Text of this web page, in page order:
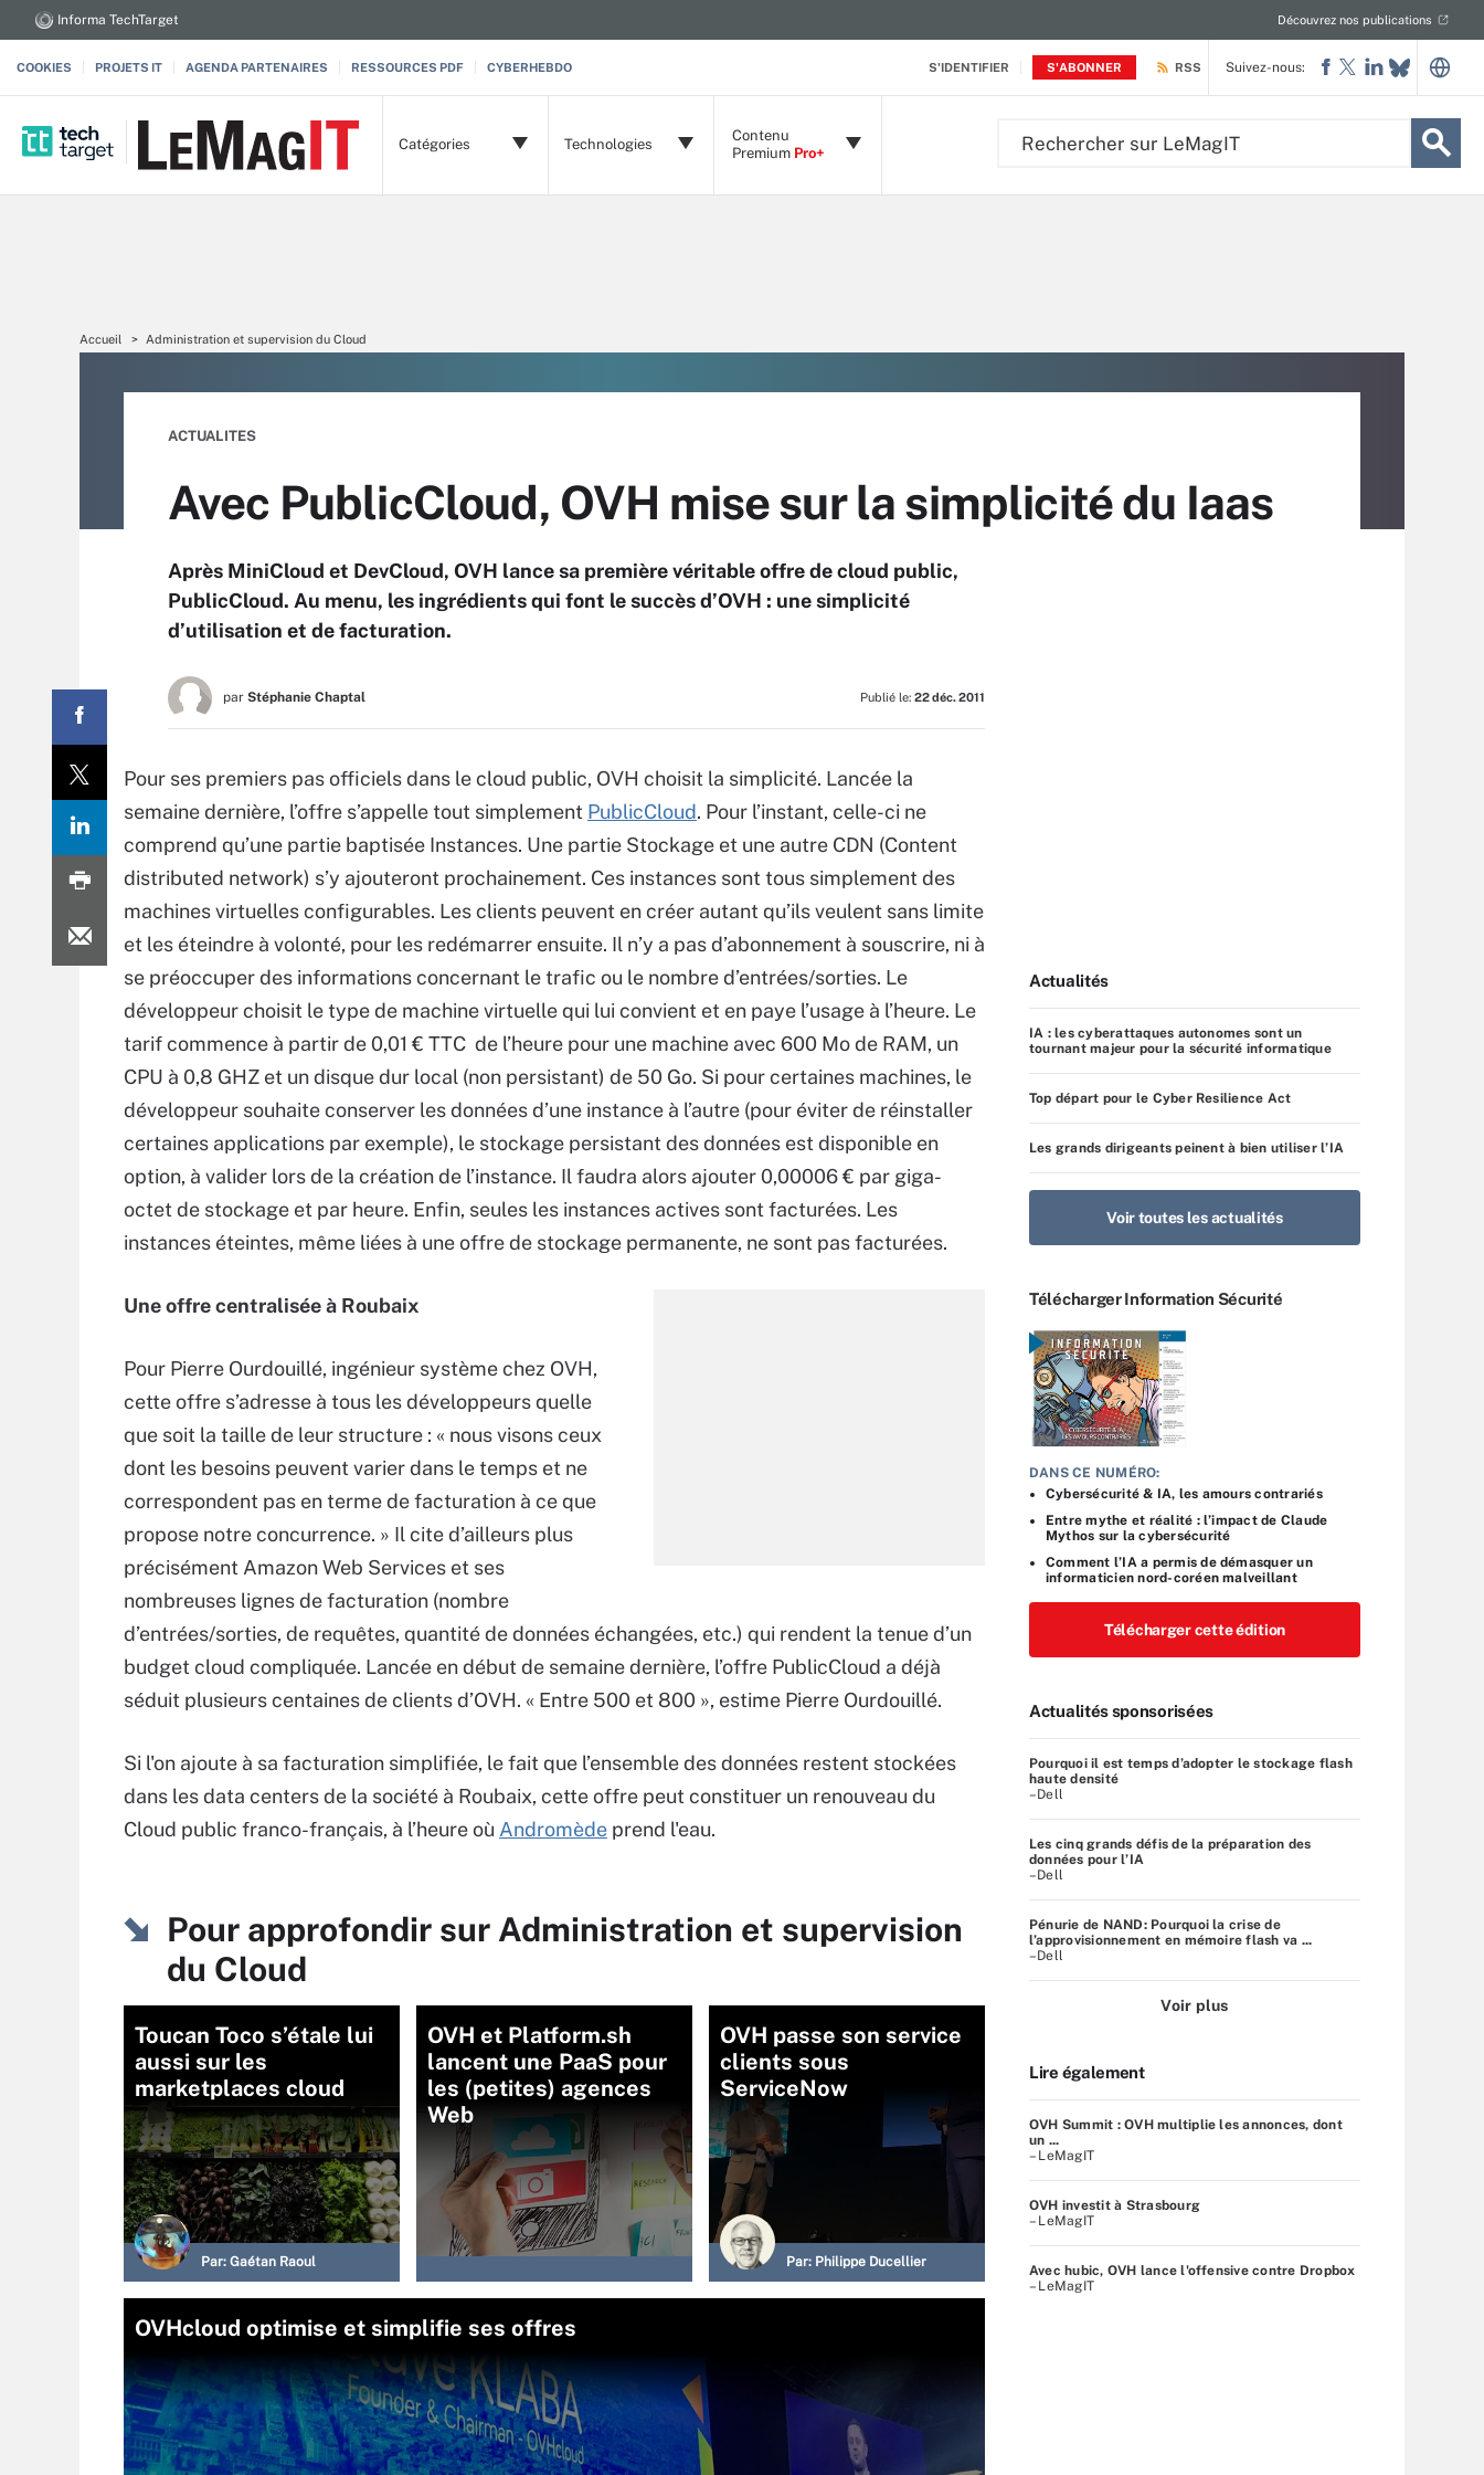
S'IDENTIFIER S'ABONNER
Informa TechTarget Découvrez nos publications
COOKIES PROJETS IT AGENDA PARTENAIRES RESSOURCES PDF CYBERHEBDO RSS
Catégories Technologies
Contenu
Premium Pro+
Suivez-nous:
Accueil Administration et supervision du Cloud
ACTUALITES
Avec PublicCloud, OVH mise sur la simplicité du Iaas
Après MiniCloud et DevCloud, OVH lance sa première véritable offre de cloud public,
PublicCloud. Au menu, les ingrédients qui font le succès d’OVH : une simplicité
d’utilisation et de facturation.
par Stéphanie Chaptal Publié le: 22 déc. 2011
Pour ses premiers pas officiels dans le cloud public, OVH choisit la simplicité. Lancée la
semaine dernière, l’offre s’appelle tout simplement PublicCloud. Pour l’instant, celle-ci ne
comprend qu’une partie baptisée Instances. Une partie Stockage et une autre CDN (Content
distributed network) s’y ajouteront prochainement. Ces instances sont tous simplement des
machines virtuelles configurables. Les clients peuvent en créer autant qu’ils veulent sans limite
et les éteindre à volonté, pour les redémarrer ensuite. Il n’y a pas d’abonnement à souscrire, ni à
se préoccuper des informations concernant le trafic ou le nombre d’entrées/sorties. Le
développeur choisit le type de machine virtuelle qui lui convient et en paye l’usage à l’heure. Le
tarif commence à partir de 0,01 € TTC de l’heure pour une machine avec 600 Mo de RAM, un
CPU à 0,8 GHZ et un disque dur local (non persistant) de 50 Go. Si pour certaines machines, le
développeur souhaite conserver les données d’une instance à l’autre (pour éviter de réinstaller
certaines applications par exemple), le stockage persistant des données est disponible en
option, à valider lors de la création de l’instance. Il faudra alors ajouter 0,00006 € par giga-
octet de stockage et par heure. Enfin, seules les instances actives sont facturées. Les
instances éteintes, même liées à une offre de stockage permanente, ne sont pas facturées.
Une offre centralisée à Roubaix
Pour Pierre Ourdouillé, ingénieur système chez OVH,
cette offre s’adresse à tous les développeurs quelle
que soit la taille de leur structure : « nous visons ceux
dont les besoins peuvent varier dans le temps et ne
correspondent pas en terme de facturation à ce que
propose notre concurrence. » Il cite d’ailleurs plus
précisément Amazon Web Services et ses
nombreuses lignes de facturation (nombre
d’entrées/sorties, de requêtes, quantité de données échangées, etc.) qui rendent la tenue d’un
budget cloud compliquée. Lancée en début de semaine dernière, l’offre PublicCloud a déjà
séduit plusieurs centaines de clients d’OVH. « Entre 500 et 800 », estime Pierre Ourdouillé.
Si l'on ajoute à sa facturation simplifiée, le fait que l’ensemble des données restent stockées
dans les data centers de la société à Roubaix, cette offre peut constituer un renouveau du
Cloud public franco-français, à l’heure où Andromède prend l'eau.
Pour approfondir sur Administration et supervision
du Cloud
Toucan Toco s’étale lui
aussi sur les
marketplaces cloud
Par: Gaétan Raoul
OVH et Platform.sh
lancent une PaaS pour
les (petites) agences
Web
OVH passe son service
clients sous
ServiceNow
Par: Philippe Ducellier
OVHcloud optimise et simplifie ses offres
Actualités
IA : les cyberattaques autonomes sont un
tournant majeur pour la sécurité informatique
Top départ pour le Cyber Resilience Act
Les grands dirigeants peinent à bien utiliser l’IA
Voir toutes les actualités
Télécharger Information Sécurité
DANS CE NUMÉRO:
Cybersécurité & IA, les amours contrariés
Entre mythe et réalité : l’impact de Claude
Mythos sur la cybersécurité
Comment l’IA a permis de démasquer un
informaticien nord-coréen malveillant
Télécharger cette édition
Actualités sponsorisées
Pourquoi il est temps d’adopter le stockage flash
haute densité
–Dell
Les cinq grands défis de la préparation des
données pour l’IA
–Dell
Pénurie de NAND: Pourquoi la crise de
l’approvisionnement en mémoire flash va ...
–Dell
Voir plus
Lire également
OVH Summit : OVH multiplie les annonces, dont
un ...
– LeMagIT
OVH investit à Strasbourg
– LeMagIT
Avec hubic, OVH lance l'offensive contre Dropbox
– LeMagIT